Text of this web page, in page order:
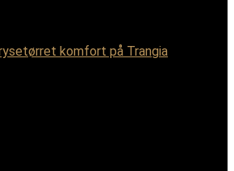
komfort på Trangia